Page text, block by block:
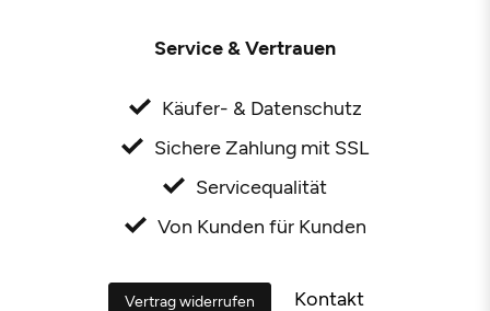
Service & Vertrauen
Käufer- & Datenschutz
Sichere Zahlung mit SSL
Servicequalität
Von Kunden für Kunden
Vertrag widerrufen Kontakt